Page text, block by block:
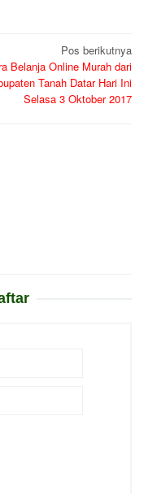
Pos berikutnya
Belanja Online Murah dari
Tanah Datar Hari Ini
Selasa 3 Oktober 2017